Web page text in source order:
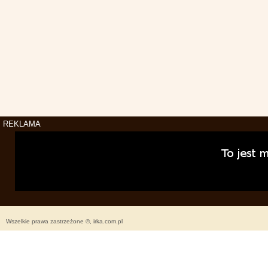
REKLAMA
Wszelkie prawa zastrzeżone ©, irka.com.pl